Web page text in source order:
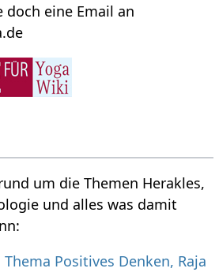
doch eine Email an
um die Themen Herakles,
und alles was damit
Positives Denken, Raja